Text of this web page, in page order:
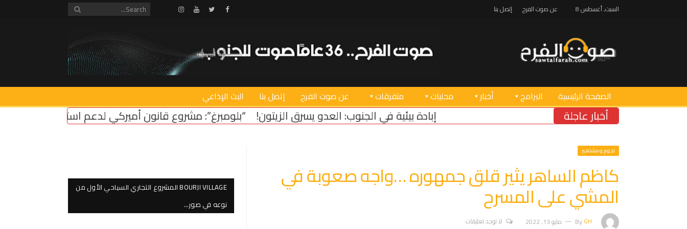
السبت, أغسطس 8 عن صوت الفرح إتصل بنا Facebook
Twitter
Youtube
Instagram
الصفحة الرئيسية البرامج أخبار محليات متفرقات عن صوت الفرح إتصل بنا البث الإذاعي
أخبار عاجلة إبادة بيئية في الجنوب: العدو يسرق الزيتون! “بلومبرغ”: مشروع قانون أميركي لدعم استقرار لبنان سرقة سنترال زوق مكايل
نجوم ومشاهير
كاظم الساهر يثير قلق جمهوره …واجه صعوبة في
المشي على المسرح
ByGH مايو 13, 2022 لا توجد تعليقات
BOURJI VILLAGE المشروع التجاري السياحي الأول من
نوعه في صور…